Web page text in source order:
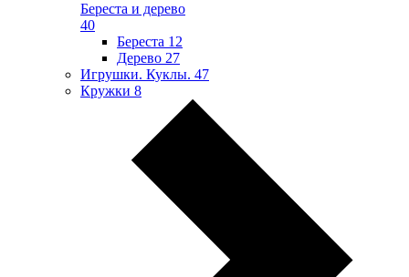
Береста и дерево
40
Береста 12
Дерево 27
Игрушки. Куклы. 47
Кружки 8